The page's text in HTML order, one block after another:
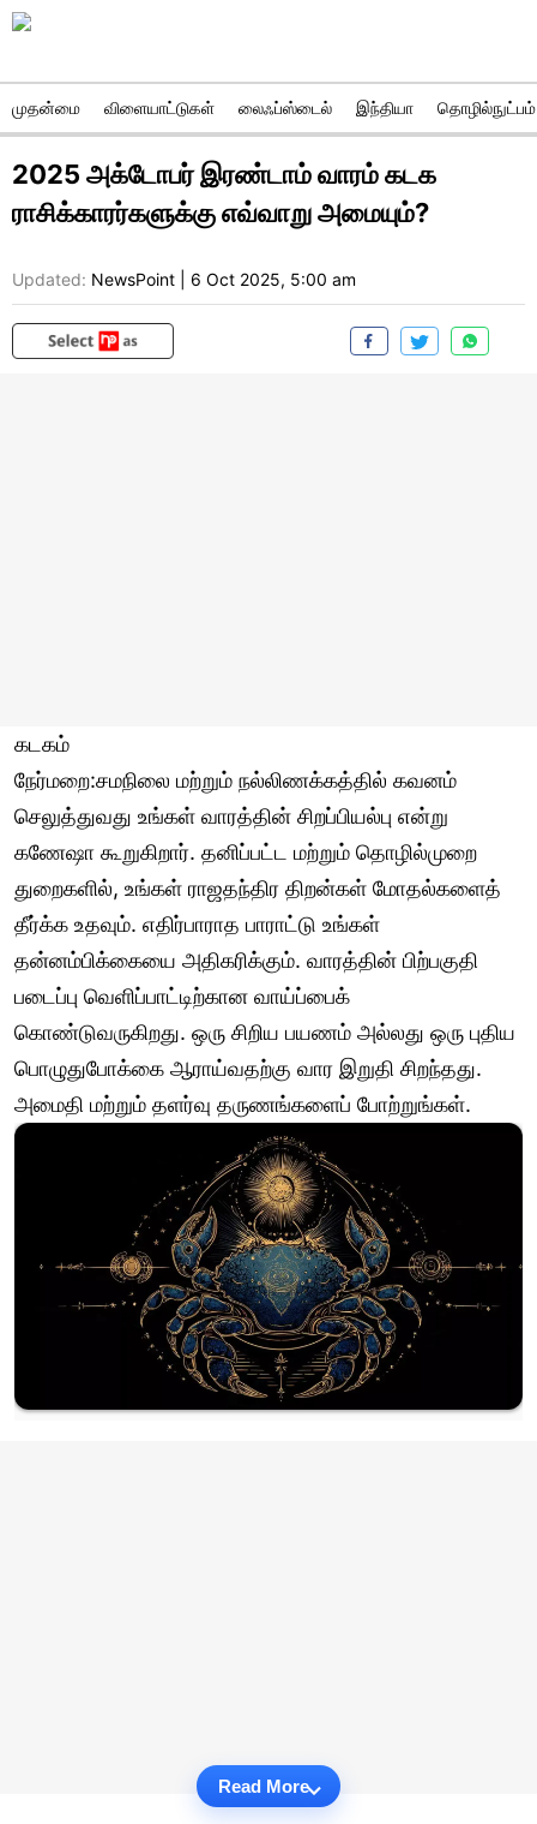
முதன்மை விளையாட்டுகள் லைஃப்ஸ்டைல் இந்தியா தொழில்நுட்பம்
2025 அக்டோபர் இரண்டாம் வாரம் கடக
ராசிக்காரர்களுக்கு எவ்வாறு அமையும்?
Updated: NewsPoint 6 Oct 2025, 5:00 am
கடகம்
நேர்மறை:சமநிலை மற்றும் நல்லிணக்கத்தில் கவனம்
செலுத்துவது உங்கள் வாரத்தின் சிறப்பியல்பு என்று
கணேஷா கூறுகிறார். தனிப்பட்ட மற்றும் தொழில்முறை
துறைகளில், உங்கள் ராஜதந்திர திறன்கள் மோதல்களைத்
தீர்க்க உதவும். எதிர்பாராத பாராட்டு உங்கள்
தன்னம்பிக்கையை அதிகரிக்கும். வாரத்தின் பிற்பகுதி
படைப்பு வெளிப்பாட்டிற்கான வாய்ப்பைக்
கொண்டுவருகிறது. ஒரு சிறிய பயணம் அல்லது ஒரு புதிய
பொழுதுபோக்கை ஆராய்வதற்கு வார இறுதி சிறந்தது.
அமைதி மற்றும் தளர்வு தருணங்களைப் போற்றுங்கள்.
Read More